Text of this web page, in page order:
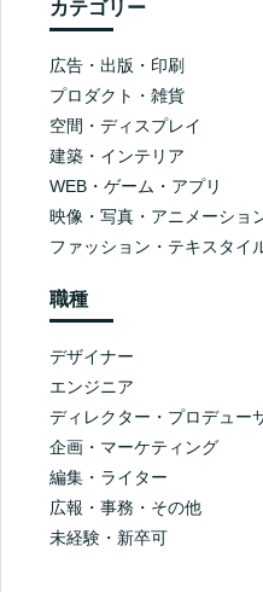
カテゴリー
広告・出版・印刷
プロダクト・雑貨
空間・ディスプレイ
建築・インテリア
WEB・ゲーム・アプリ
映像・写真・アニメーショ
ファッション・テキスタイ
職種
デザイナー
エンジニア
ディレクター・プロデュー
企画・マーケティング
編集・ライター
広報・事務・その他
未経験・新卒可